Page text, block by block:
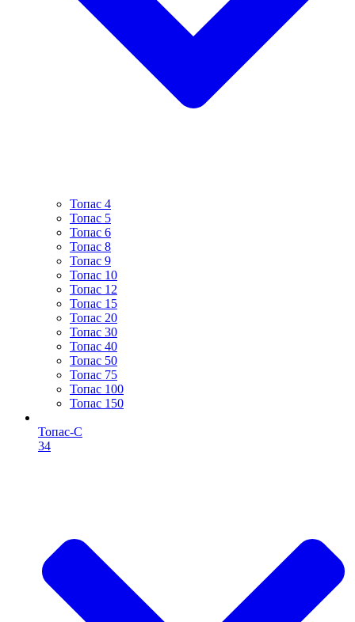
Топас 4
Топас 5
Топас 6
Топас 8
Топас 9
Топас 10
Топас 12
Топас 15
Топас 20
Топас 30
Топас 40
Топас 50
Топас 75
Топас 100
Топас 150
Топас-С
34